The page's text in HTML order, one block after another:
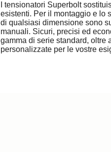
I tensionatori Superbolt
esistenti. Per il montaggio e lo
di qualsiasi dimensione sono
manuali. Sicuri, precisi ed
gamma di serie standard, oltre
personalizzate per le vostre